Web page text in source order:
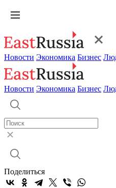
Новости Экономика Бизнес
Новости Экономика Бизнес
Поделиться